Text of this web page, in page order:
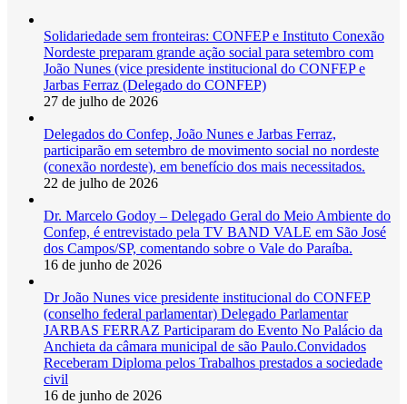
Solidariedade sem fronteiras: CONFEP e Instituto Conexão
Nordeste preparam grande ação social para setembro com
João Nunes (vice presidente institucional do CONFEP e
Jarbas Ferraz (Delegado do CONFEP)
27 de julho de 2026
Delegados do Confep, João Nunes e Jarbas Ferraz,
participarão em setembro de movimento social no nordeste
(conexão nordeste), em benefício dos mais necessitados.
22 de julho de 2026
Dr. Marcelo Godoy – Delegado Geral do Meio Ambiente do
Confep, é entrevistado pela TV BAND VALE em São José
dos Campos/SP, comentando sobre o Vale do Paraíba.
16 de junho de 2026
Dr João Nunes vice presidente institucional do CONFEP
(conselho federal parlamentar) Delegado Parlamentar
JARBAS FERRAZ Participaram do Evento No Palácio da
Anchieta da câmara municipal de são Paulo.Convidados
Receberam Diploma pelos Trabalhos prestados a sociedade
civil
16 de junho de 2026